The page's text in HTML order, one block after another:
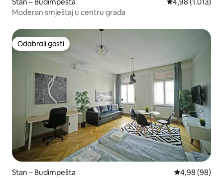
Moderan smještaj u centru grada
Odabrali gosti
Odabrali gosti
Stan – Budimpešta Prosječna
4,98 (98)